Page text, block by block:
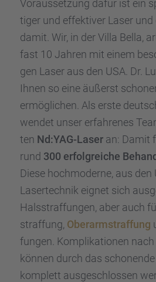
Voraus­set­zung dafür ist ein
ti­ger und effek­ti­ver Laser und
damit. Wir, in der Villa Bella,
fast 10 Jahren mit einem
gen Laser aus den USA. Dr.
Ihnen so eine äußerst
ermög­li­chen. Als erste
wendet unser erfah­re­nes
ten Nd:YAG-Laseran: Damit
rund 300 erfolg­rei­che
Diese hochmo­derne, aus
Laser­tech­nik eignet sich
Halsstraf­fun­gen, aber auch
straf­fung, Oberarm­straf­fung
fun­gen. Kompli­ka­tio­nen
können durch das
komplett ausge­schlos­sen